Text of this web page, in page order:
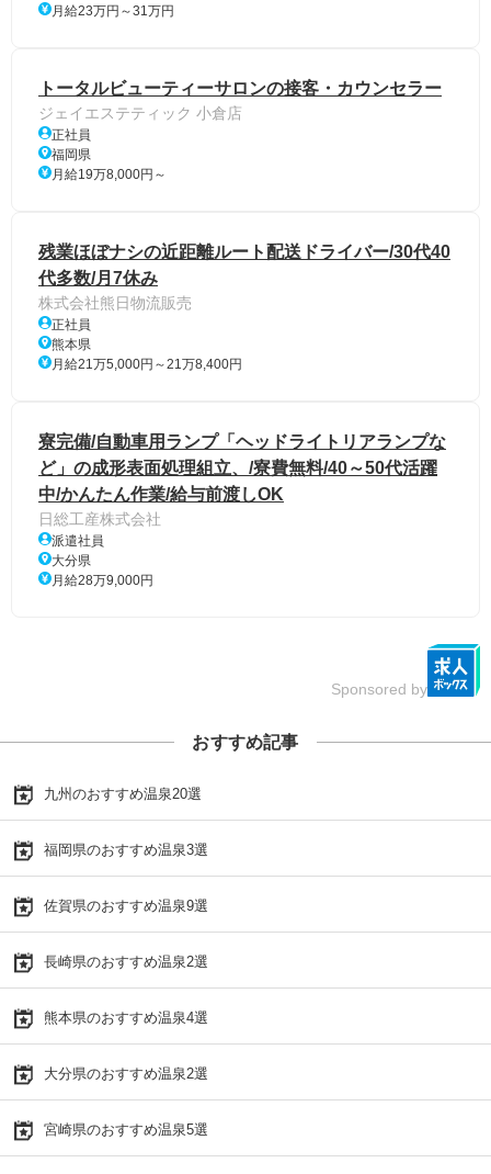
月給23万円～31万円
トータルビューティーサロンの接客・カウンセラー
ジェイエステティック 小倉店
正社員
福岡県
月給19万8,000円～
残業ほぼナシの近距離ルート配送ドライバー/30代40
代多数/月7休み
株式会社熊日物流販売
正社員
熊本県
月給21万5,000円～21万8,400円
寮完備/自動車用ランプ「ヘッドライトリアランプな
ど」の成形表面処理組立、/寮費無料/40～50代活躍
中/かんたん作業/給与前渡しOK
日総工産株式会社
派遣社員
大分県
月給28万9,000円
Sponsored by
おすすめ記事
九州のおすすめ温泉20選
福岡県のおすすめ温泉3選
佐賀県のおすすめ温泉9選
長崎県のおすすめ温泉2選
熊本県のおすすめ温泉4選
大分県のおすすめ温泉2選
宮崎県のおすすめ温泉5選